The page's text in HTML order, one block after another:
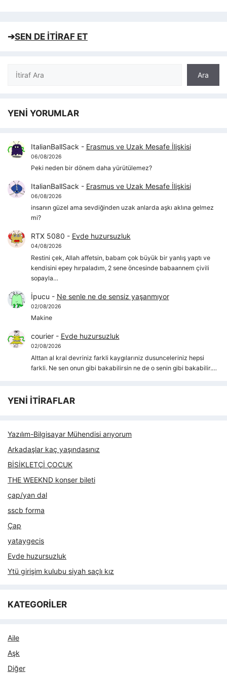
➔SEN DE İTİRAF ET
Ara
Ara
YENİ YORUMLAR
ItalianBallSack - Erasmus ve Uzak Mesafe İlişkisi
06/08/2026
Peki neden bir dönem daha yürütülemez?
ItalianBallSack - Erasmus ve Uzak Mesafe İlişkisi
06/08/2026
insanın güzel ama sevdiğinden uzak anlarda aşkı aklına gelmez
mi?
RTX 5080 - Evde huzursuzluk
04/08/2026
Restini çek, Allah affetsin, babam çok büyük bir yanlış yaptı ve
kendisini epey hırpaladım, 2 sene öncesinde babaannem çivili
sopayla…
İpucu - Ne senle ne de sensiz yaşanmıyor
02/08/2026
Makine
courier- Evde huzursuzluk
02/08/2026
Alttan al kral devriniz farkli kaygılarıniz dusunceleriniz hepsi
farkli. Ne sen onun gibi bakabilirsin ne de o senin gibi bakabilir.…
YENİ İTİRAFLAR
Yazılım-Bilgisayar Mühendisi arıyorum
Arkadaşlar kaç yaşındasınız
BİSİKLETÇİ ÇOCUK
THE WEEKND konser bileti
çap/yan dal
sscb forma
Çap
yataygecis
Evde huzursuzluk
Ytü girişim kulubu siyah saçlı kız
KATEGORİLER
Aile
Aşk
Diğer